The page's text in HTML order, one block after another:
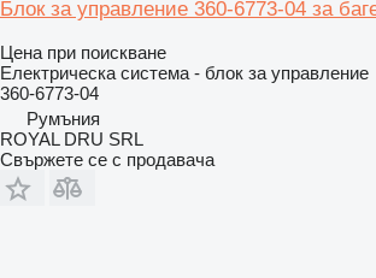
Блок за управление 360-6773-04 за
Цена при поискване
Електрическа система - блок за управление
360-6773-04
Румъния
ROYAL DRU SRL
Свържете се с продавача